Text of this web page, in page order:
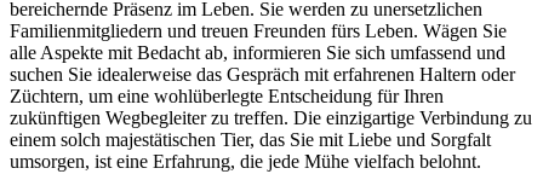
bereichernde Präsenz im Leben. Sie werden zu unersetzlichen
Familienmitgliedern und treuen Freunden fürs Leben. Wägen Sie
alle Aspekte mit Bedacht ab, informieren Sie sich umfassend und
suchen Sie idealerweise das Gespräch mit erfahrenen Haltern oder
Züchtern, um eine wohlüberlegte Entscheidung für Ihren
zukünftigen Wegbegleiter zu treffen. Die einzigartige Verbindung zu
einem solch majestätischen Tier, das Sie mit Liebe und Sorgfalt
umsorgen, ist eine Erfahrung, die jede Mühe vielfach belohnt.